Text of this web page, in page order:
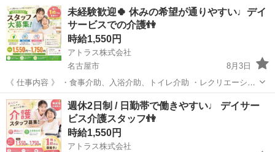
未経験歓迎🍀 休みの希望が通りやすい♩デイ
サービスでの介護👫
時給1,550円
アトラス株式会社
名古屋市
8月3日
《 仕事内容 》 ・食事介助、入浴介助、トイレ介助 ・レクリエーショ
ン活動 ・利用者様の付き添いや見守り ・送迎業務 ・その他付随業務
など 自立している利用者様も多くムルなく働けます♪ シニアの方や未
経...
愛知 名古屋市 介護 介助
週休2日制 / 日勤帯で働きやすい♩ デイサー
ビス介護スタッフ👫
時給1,550円
アトラス株式会社